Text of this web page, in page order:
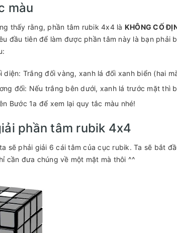
màu
thấy rằng, phần tâm rubik 4x4 là KHÔNG CỐ
đầu tiên để làm được phần tâm này là bạn phải
diện: Trắng đối vàng, xanh lá đối xanh biển (hai
đối: Nếu trắng bên dưới, xanh lá trước mặt thì
Bước 1a để xem lại quy tắc màu nhé!
phần tâm rubik 4x4
sẽ phải giải 6 cái tâm của cục rubik. Ta sẽ bắt
cần đưa chúng về một mặt mà thôi ^^